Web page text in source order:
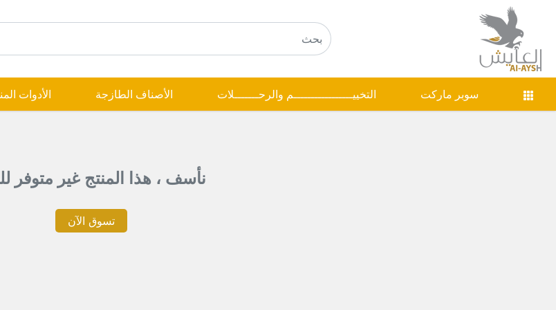
سوبر ماركت التخييـــــــــــــــــم والرحـــــــلات الأصناف الطازجة الأدوات
نأسف ، هذا المنتج غير متوفر
تسوق الآن